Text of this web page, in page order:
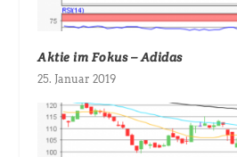
Aktie im Fokus – Adidas
25. Januar 2019